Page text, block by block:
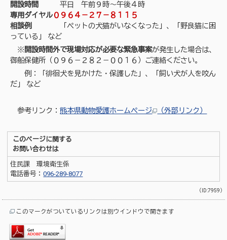
開設時間
平日 午前９時～午後４時
専用ダイヤル０９６４－２７－８１１５
相談例
「ペットの犬猫がいなくなった」、「野良猫に困
っている」 など
※開設時間外で現場対応が必要な緊急事案が発生した場合は、
御船保健所（０９６－２８２－００１６）ご連絡ください。
例：「徘徊犬を見かけた・保護した」、「飼い犬が人を咬ん
だ」 など
参考リンク：熊本県動物愛護ホームページ （外部リンク）
このページに関する
お問い合わせは
住民課 環境衛生係
電話番号：096-289-8077
（ID:7959）
このマークがついているリンクは別ウインドウで開きます